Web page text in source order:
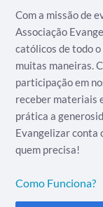
Com a missão de
Associação
católicos de todo o
muitas maneiras.
participação em
receber materiais
prática a
Evangelizar conta
quem precisa!
Como Funciona?